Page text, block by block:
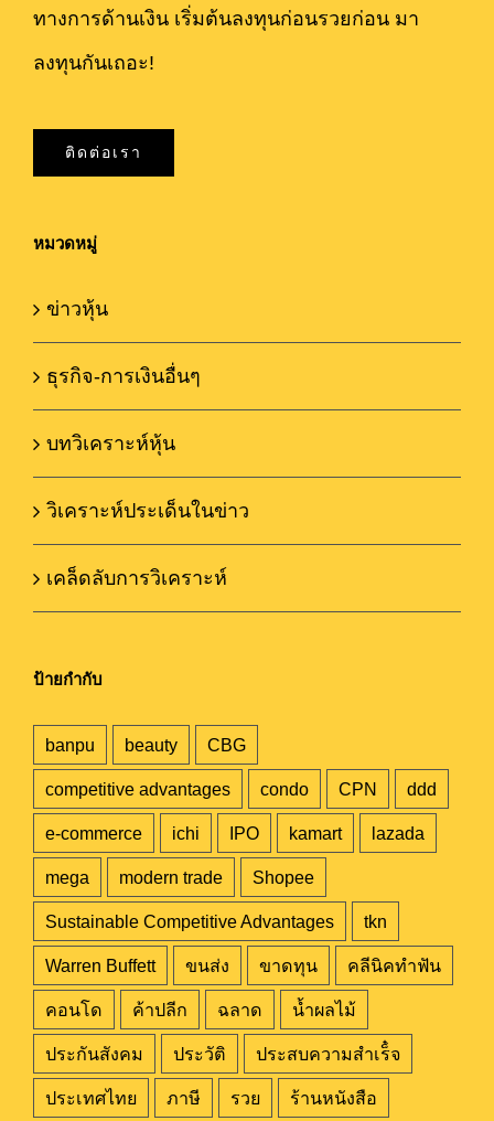
ทางการด้านเงิน เริ่มต้นลงทุนก่อนรวยก่อน มา
ลงทุนกันเถอะ!
ติดต่อเรา
หมวดหมู่
ข่าวหุ้น
ธุรกิจ-การเงินอื่นๆ
บทวิเคราะห์หุ้น
วิเคราะห์ประเด็นในข่าว
เคล็ดลับการวิเคราะห์
ป้ายกำกับ
banpu beauty CBG
competitive advantages condo CPN ddd
e-commerce ichi IPO kamart lazada
mega modern trade Shopee
Sustainable Competitive Advantages tkn
Warren Buffett ขนส่ง ขาดทุน คลีนิคทำฟัน
คอนโด ค้าปลีก ฉลาด น้ำผลไม้
ประกันสังคม ประวัติ ประสบความสำเร็๋จ
ประเทศไทย ภาษี รวย ร้านหนังสือ